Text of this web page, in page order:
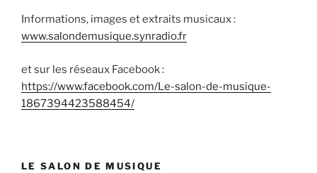
Informations, images et extraits musicaux :
www.salondemusique.synradio.fr
et sur les réseaux Facebook :
https://www.facebook.com/Le-salon-de-musique-
1867394423588454/
LE SALON DE MUSIQUE